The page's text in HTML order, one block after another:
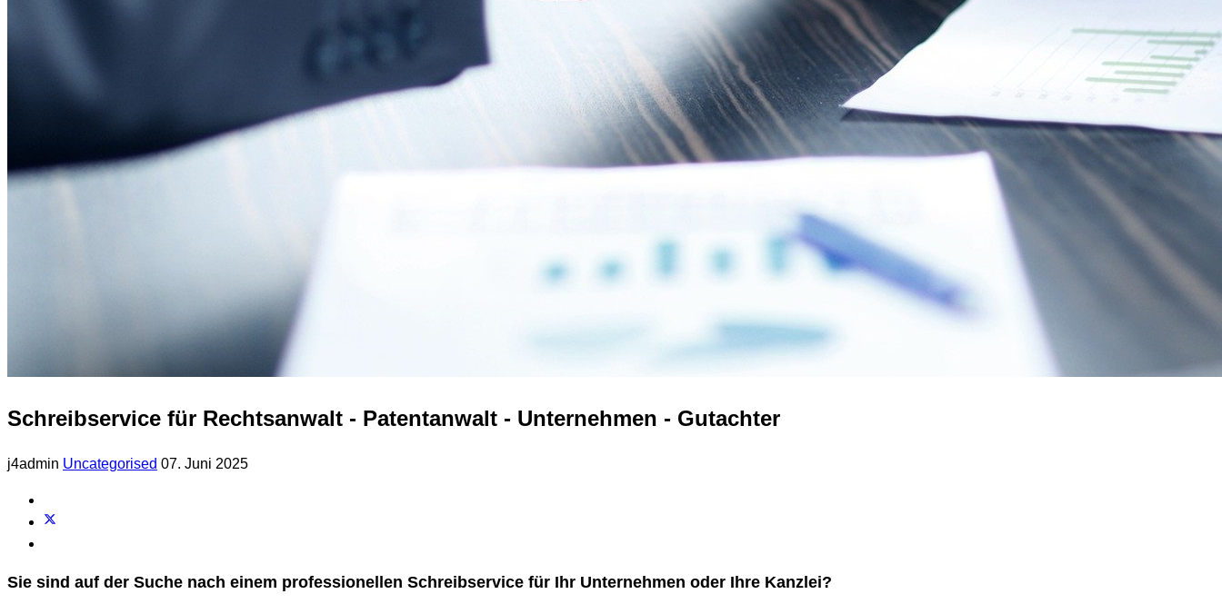
Schreibservice für Rechtsanwalt - Patentanwalt - Unternehmen - Gutachter
j4admin Uncategorised 07. Juni 2025
Sie sind auf der Suche nach einem professionellen Schreibservice für Ihr Unternehmen oder Ihre Kanzlei?